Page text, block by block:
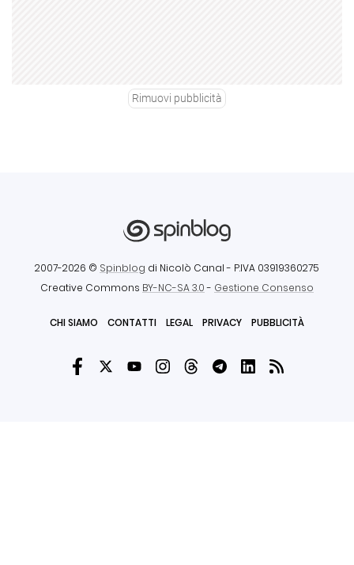
Rimuovi pubblicità
2007-2026 © Spinblog di Nicolò Canal - P.IVA 03919360275
Creative Commons BY-NC-SA 3.0- Gestione Consenso
CHI SIAMO CONTATTI LEGAL PRIVACY PUBBLICITÀ